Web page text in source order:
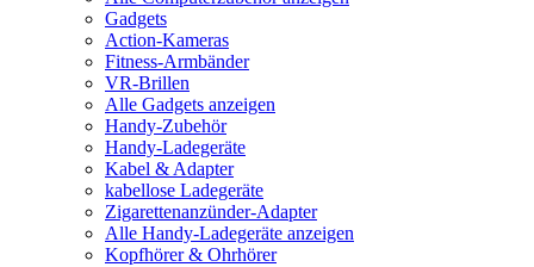
Gadgets
Action-Kameras
Fitness-Armbänder
VR-Brillen
Alle Gadgets anzeigen
Handy-Zubehör
Handy-Ladegeräte
Kabel & Adapter
kabellose Ladegeräte
Zigarettenanzünder-Adapter
Alle Handy-Ladegeräte anzeigen
Kopfhörer & Ohrhörer